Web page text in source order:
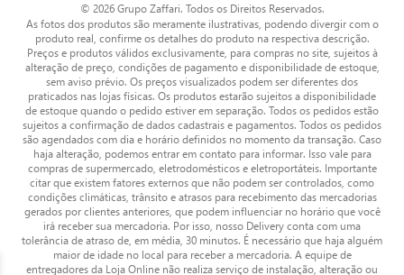
© 2026 Grupo Zaffari. Todos os Direitos Reservados.
As fotos dos produtos são meramente ilustrativas, podendo divergir com o
produto real, confirme os detalhes do produto na respectiva descrição.
Preços e produtos válidos exclusivamente, para compras no site, sujeitos à
alteração de preço, condições de pagamento e disponibilidade de estoque,
sem aviso prévio. Os preços visualizados podem ser diferentes dos
praticados nas lojas físicas. Os produtos estarão sujeitos a disponibilidade
de estoque quando o pedido estiver em separação. Todos os pedidos estão
sujeitos a confirmação de dados cadastrais e pagamentos. Todos os pedidos
são agendados com dia e horário definidos no momento da transação. Caso
haja alteração, podemos entrar em contato para informar. Isso vale para
compras de supermercado, eletrodomésticos e eletroportáteis. Importante
citar que existem fatores externos que não podem ser controlados, como
condições climáticas, trânsito e atrasos para recebimento das mercadorias
gerados por clientes anteriores, que podem influenciar no horário que você
irá receber sua mercadoria. Por isso, nosso Delivery conta com uma
tolerância de atraso de, em média, 30 minutos. É necessário que haja alguém
maior de idade no local para receber a mercadoria. A equipe de
entregadores da Loja Online não realiza serviço de instalação, alteração ou